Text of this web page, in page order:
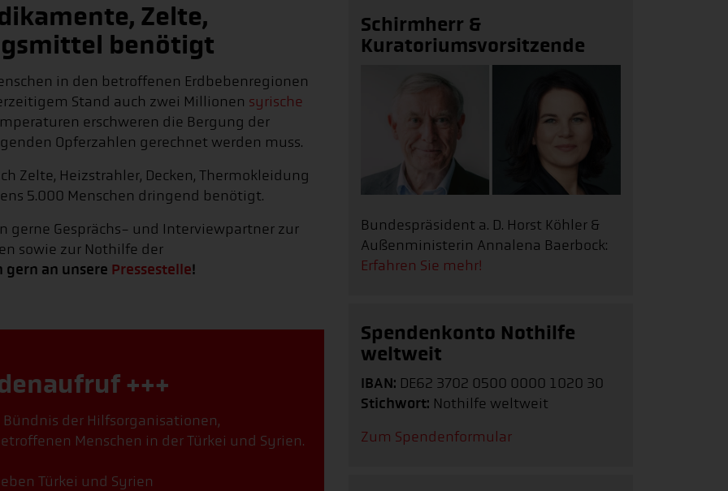
Zelte,
benötigt
in den betroffenen Erdbebenregionen
Stand auch zwei Millionen syrische
erschweren die Bergung der
Opferzahlen gerechnet werden muss.
Zelte, Heizstrahler, Decken, Thermokleidung
5.000 Menschen dringend benötigt.
gerne Gesprächs- und Interviewpartner zur
sowie zur Nothilfe der
gern an unsere Pressestelle!
+++
der Hilfsorganisationen,
Menschen in der Türkei und Syrien.
Türkei und Syrien
Schirmherr &
Kuratoriumsvorsitzende
Bundespräsident a. D. Horst Köhler &
Außenministerin Annalena Baerbock:
Erfahren Sie mehr!
Spendenkonto Nothilfe
weltweit
IBAN: DE62 3702 0500 0000 1020 30
Stichwort: Nothilfe weltweit
Zum Spendenformular